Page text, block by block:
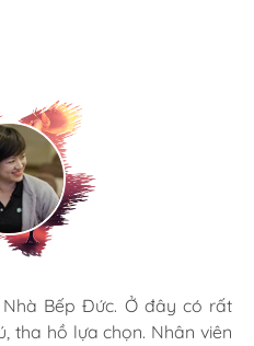
Bếp Đức. Ở đây có rất
tha hồ lựa chọn. Nhân viên
Bếp Đức. Ở đây có rất
tha hồ lựa chọn. Nhân viên
Bếp Đức. Ở đây có rất
tha hồ lựa chọn. Nhân viên